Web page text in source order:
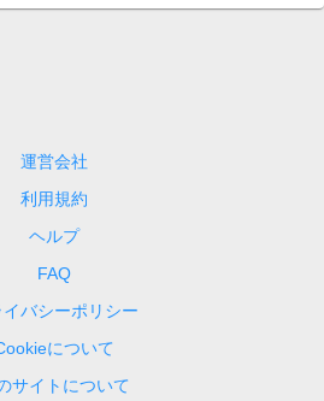
運営会社
利用規約
ヘルプ
FAQ
イバシーポリシー
について
サイトについて